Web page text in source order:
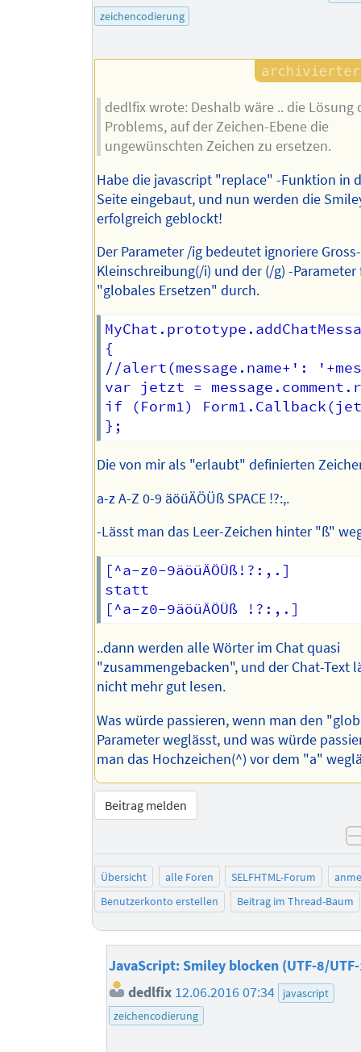
zeichencodierung
dedlfix wrote: Deshalb wäre .. die Lösung
Problems, auf der Zeichen-Ebene die
ungewünschten Zeichen zu ersetzen.
Habe die javascript "replace" -Funktion in
Seite eingebaut, und nun werden die
erfolgreich geblockt!
Der Parameter /ig bedeutet ignoriere
Kleinschreibung(/i) und der (/g) -
"globales Ersetzen" durch.
{
//alert(message.name+':
var jetzt =
if (Form1)
Die von mir als "erlaubt" definierten
a-z A-Z 0-9 äöüÄÖÜß SPACE !?:,.
-Lässt man das Leer-Zeichen hinter "ß"
[^a-z0-9äöüÄÖÜß!?:,.]
statt
..dann werden alle Wörter im Chat quasi
"zusammengebacken", und der Chat-Text
nicht mehr gut lesen.
Was würde passieren, wenn man den
Parameter weglässt, und was würde
man das Hochzeichen(^) vor dem "a"
Beitrag melden
Übersicht alle Foren SELFHTML-Forum
Benutzerkonto erstellen
Beitrag im Thread-Baum
JavaScript: Smiley blocken (UTF-8/
dedlfix 12.06.2016 07:34
javascript
zeichencodierung